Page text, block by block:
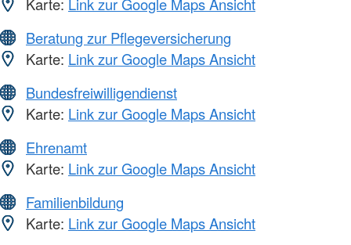
Karte: Link zur Google Maps Ansicht
Beratung zur Pflegeversicherung
Karte: Link zur Google Maps Ansicht
Bundesfreiwilligendienst
Karte: Link zur Google Maps Ansicht
Ehrenamt
Karte: Link zur Google Maps Ansicht
Familienbildung
Karte: Link zur Google Maps Ansicht